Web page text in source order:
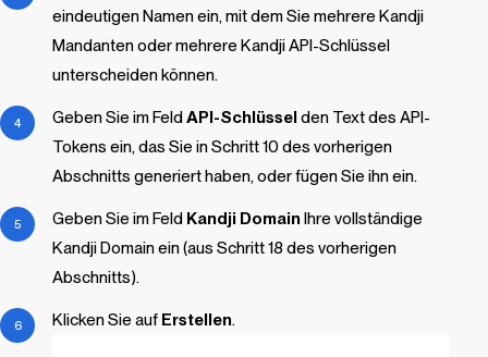
eindeutigen Namen ein, mit dem Sie mehrere Kandji
Mandanten oder mehrere KandjiAPI-Schlüssel
unterscheiden können.
Geben Sie im Feld API-Schlüssel den Text des API-
Tokens ein, das Sie in Schritt 10 des vorherigen
Abschnitts generiert haben, oder fügen Sie ihn ein.
Geben Sie im Feld Kandji Domain Ihre vollständige
Kandji Domain ein (aus Schritt 18 des vorherigen
Abschnitts).
Klicken Sie auf Erstellen.